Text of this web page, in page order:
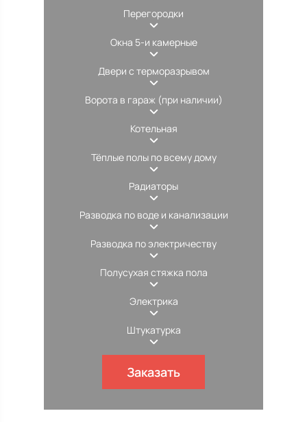
Перегородки
Окна 5-и камерные
Двери с терморазрывом
Ворота в гараж (при наличии)
Котельная
Тёплые полы по всему дому
Радиаторы
Разводка по воде и канализации
Разводка по электричеству
Полусухая стяжка пола
Электрика
Штукатурка
Заказать